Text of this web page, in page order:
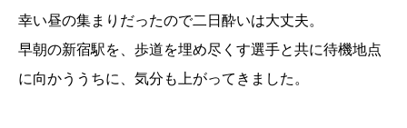
幸い昼の集まりだったので二日酔いは大丈夫。
早朝の新宿駅を、歩道を埋め尽くす選手と共に待機地点
に向かううちに、気分も上がってきました。